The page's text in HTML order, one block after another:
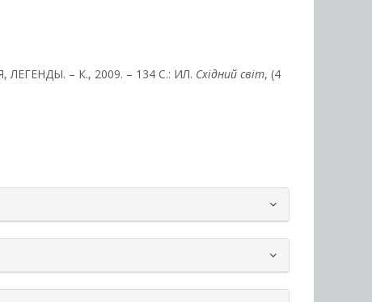
– К., 2009. – 134 С.: ИЛ. Східний світ, (4